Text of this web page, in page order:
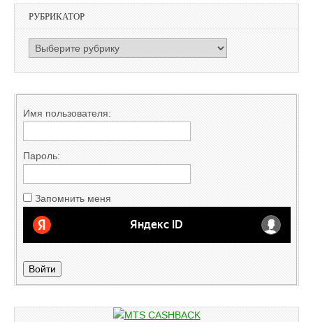
РУБРИКАТОР
РУБРИКАТОР
Имя пользователя:
Пароль:
Запомнить меня
Войти